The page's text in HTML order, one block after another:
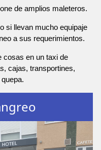
de amplios maleteros.
si llevan mucho equipaje
a sus requerimientos.
cosas en un taxi de
cajas, transportines,